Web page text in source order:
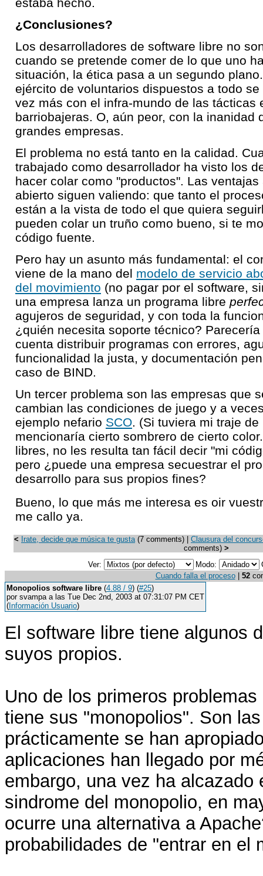
¿Conclusiones?
Los desarrolladores de software libre no
cuando se pretende comer de lo que uno
situación, la ética pasa a un segundo
ejército de voluntarios dispuestos a todo
vez más con el infra-mundo de las tácticas
barriobajeras. O, aún peor, con la inanidad
grandes empresas.
El problema no está tanto en la calidad.
trabajado como desarrollador ha visto los
hacer colar como "productos". Las
abierto siguen valiendo: que tanto el
están a la vista de todo el que quiera
pueden colar un truño como bueno, si te
código fuente.
Pero hay un asunto más fundamental: el
viene de la mano del modelo de servicio
del movimiento (no pagar por el software,
una empresa lanza un programa libre
agujeros de seguridad, y con toda la
¿quién necesita soporte técnico?
cuenta distribuir programas con errores,
funcionalidad la justa, y documentación
caso de BIND.
Un tercer problema son las empresas que
cambian las condiciones de juego y a
ejemplo nefario SCO. (Si tuviera mi traje
mencionaría cierto sombrero de cierto
libres, no les resulta tan fácil decir "mi
pero ¿puede una empresa secuestrar el
desarrollo para sus propios fines?
Bueno, lo que más me interesa es oir
me callo ya.
< Irate, decide que música te gusta(7 comments) | Clausura del
comments) >
Ver:
Modo:
Cuando falla el proceso| 52
Monopolios software libre (4.88 / 9) (#25)
por svampa a las Tue Dec 2nd, 2003 at 07:31:07 PM CET
( Información Usuario)
El software libre tiene algunos
suyos propios.
Uno de los primeros
tiene sus "monopolios". Son
prácticamente se han
aplicaciones han llegado por
embargo, una vez ha
sindrome del monopolio, en
ocurre una alternativa a
probabilidades de "entrar en el